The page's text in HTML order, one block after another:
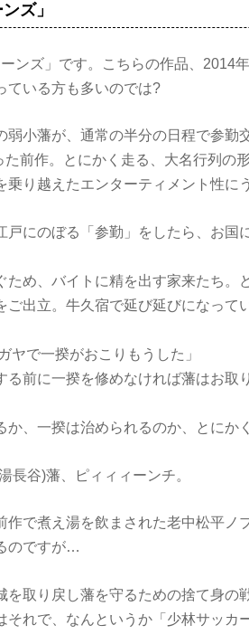
ズ」
ンズ」です。こちらの作品、2014
ている方も多いのでは?
小藩が、通常の半分の日程で参勤
前作。とにかく走る、大名行列の
り越えたエンターティメント性に
にのぼる「参勤」をしたら、お国
め、バイトに精を出す家来たち。
ご出立。牛久宿で延び延びになって
で一揆がおこりもうした」
前に一揆を修めなければ藩はお取
、一揆は治められるのか、とにか
谷)藩、ピィィィーンチ。
作で煮え湯を飲まされた老中松平ノ
のですが…
取り戻し藩を守るための捨て身の
それで、なんというか「少林サッカ